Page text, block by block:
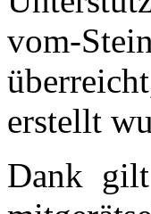
vom-
erstellt
Dank